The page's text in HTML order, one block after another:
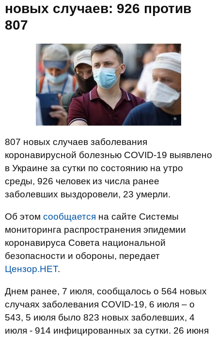
новых случаев: 926 против
807
807 новых случаев заболевания
коронавирусной болезнью COVID-19 выявлено
в Украине за сутки по состоянию на утро
среды, 926 человек из числа ранее
заболевших выздоровели, 23 умерли.
Об этом сообщается на сайте Системы
мониторинга распространения эпидемии
коронавируса Совета национальной
безопасности и обороны, передает
Цензор.НЕТ.
Днем ранее, 7 июля, сообщалось о 564 новых
случаях заболевания COVID-19, 6 июля – о
543, 5 июля было 823 новых заболевших, 4
июля - 914 инфицированных за сутки. 26 июня